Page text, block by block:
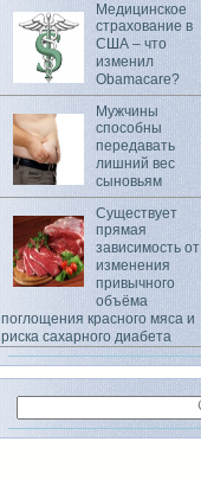
Медицинское
страхование в
США – что
изменил
Obamacare?
Мужчины
способны
передавать
лишний вес
сыновьям
Существует
прямая
зависимость от
изменения
привычного
объёма
поглощения красного мяса и
риска сахарного диабета